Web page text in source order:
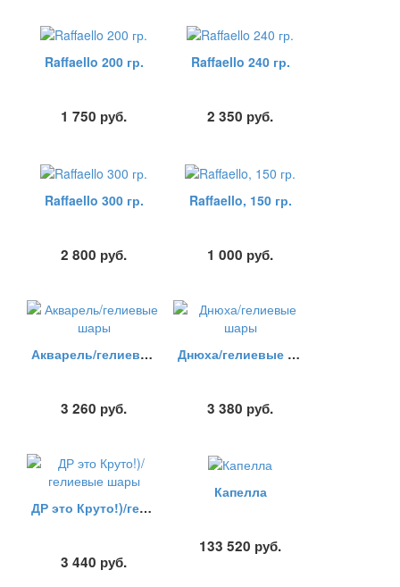
Raffaello 200 гр.
1 750 руб.
Raffaello 240 гр.
2 350 руб.
Raffaello 300 гр.
2 800 руб.
Raffaello, 150 гр.
1 000 руб.
Акварель/гелиевые шары
3 260 руб.
Днюха/гелиевые шары
3 380 руб.
ДР это Круто!)/гелиевые шары
3 440 руб.
Капелла
133 520 руб.